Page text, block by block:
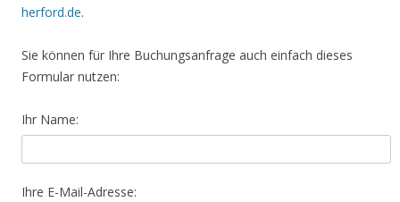
herford.de.
Sie können für Ihre Buchungsanfrage auch einfach dieses
Formular nutzen:
Ihr Name:
Ihre E-Mail-Adresse: